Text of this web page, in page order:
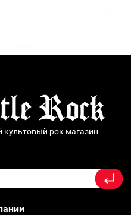
культовый рок магазин